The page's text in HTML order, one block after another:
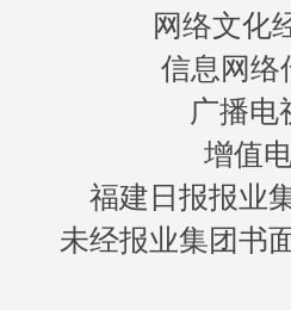
网络文化
信息网络
广播电
增值
福建日报报业
未经报业集团书